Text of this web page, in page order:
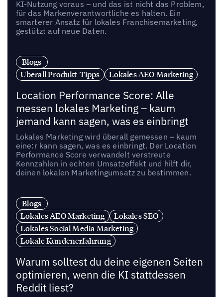
KI-Nutzung voraus – und das ist nicht das Problem,
für das Markenverantwortliche es halten. Ein
smarterer Ansatz für lokales Franchisemarketing,
gestützt auf neue Daten.
Blogs
Uberall Produkt-Tipps
Lokales AEO Marketing
Location Performance Score: Alle
messen lokales Marketing – kaum
jemand kann sagen, was es einbringt
Lokales Marketing wird überall gemessen – kaum
eine:r kann sagen, was es einbringt. Der Location
Performance Score verwandelt verstreute
Kennzahlen in echten Umsatzeffekt und hilft dir,
deinen lokalen Marketingumsatz zu bestimmen.
Blogs
Lokales AEO Marketing
Lokales SEO
Lokales Social Media Marketing
Lokale Kundenerfahrung
Warum solltest du deine eigenen Seiten
optimieren, wenn die KI stattdessen
Reddit liest?